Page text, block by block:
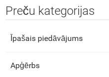
Preču kategorijas
Īpašais piedāvājums
Apģērbs